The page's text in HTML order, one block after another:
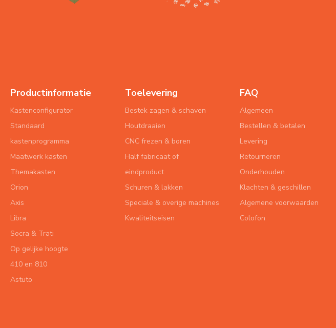
Productinformatie
Kastenconfigurator
Standaard
kastenprogramma
Maatwerk kasten
Themakasten
Orion
Axis
Libra
Socra & Trati
Op gelijke hoogte
410 en 810
Astuto
Toelevering
Bestek zagen & schaven
Houtdraaien
CNC frezen & boren
Half fabricaat of
eindproduct
Schuren & lakken
Speciale & overige machines
Kwaliteitseisen
FAQ
Algemeen
Bestellen & betalen
Levering
Retourneren
Onderhouden
Klachten & geschillen
Algemene voorwaarden
Colofon